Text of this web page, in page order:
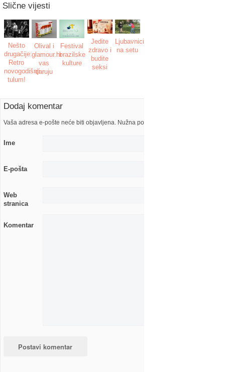
Slične vijesti
Nešto
drugačije:
Retro
novogodišnji
tulum!
Olival i
glamour.hr
vas
daruju
Festival
brazilske
kulture
Jedite
zdravo i
budite
seksi
Ljubavnici
na setu
Dodaj komentar
Vaša adresa e-pošte neće biti objavljena. Nužna polja su označena s
Ime
E-pošta
Web
stranica
Komentar